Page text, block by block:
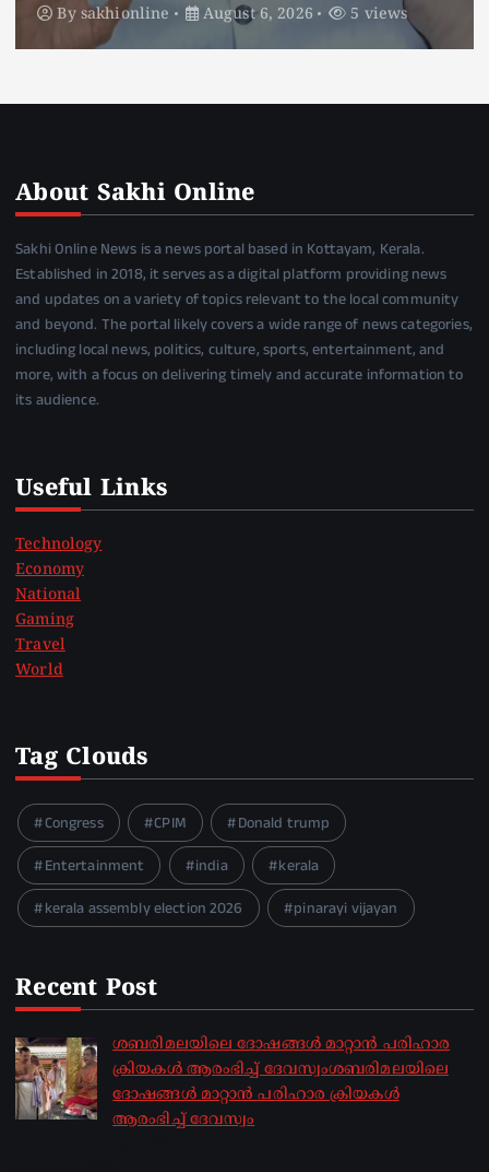
By sakhionline August 6, 2026 5 views
About Sakhi Online
Sakhi Online News is a news portal based in Kottayam, Kerala.
Established in 2018, it serves as a digital platform providing news
and updates on a variety of topics relevant to the local community
and beyond. The portal likely covers a wide range of news categories,
including local news, politics, culture, sports, entertainment, and
more, with a focus on delivering timely and accurate information to
its audience.
Useful Links
Technology
Economy
National
Gaming
Travel
World
Tag Clouds
Congress CPIM
Donald trump
Entertainment
india
kerala
kerala assembly election 2026
pinarayi vijayan
Recent Post
ശബരിമലയിലെ ദോഷങ്ങൾ മാറ്റാൻ പരിഹാര
ക്രിയകൾ ആരംഭിച്ച് ദേവസ്വംശബരിമലയിലെ
ദോഷങ്ങൾ മാറ്റാൻ പരിഹാര ക്രിയകൾ
ആരംഭിച്ച് ദേവസ്വം